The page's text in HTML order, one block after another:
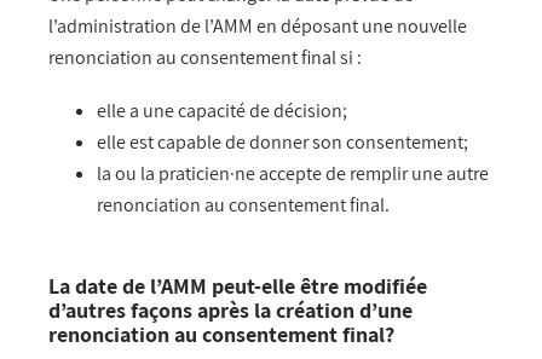
l’administration de l’AMM en déposant une nouvelle
renonciation au consentement final si :
elle a une capacité de décision;
elle est capable de donner son consentement;
la ou la praticien·ne accepte de remplir une autre
renonciation au consentement final.
La date de l’AMM peut-elle être modifiée
d’autres façons après la création d’une
renonciation au consentement final?